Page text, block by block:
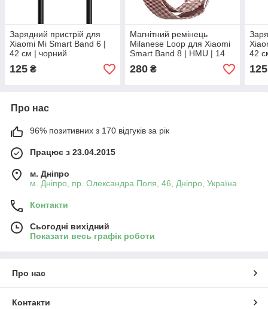
Зарядний пристрій для
Xiaomi Mi Smart Band 6 |
42 см | чорний
125 ₴
Магнітний ремінець
Milanese Loop для Xiaomi
Smart Band 8 | HMU | 14
мм | рожевий
280₴
42
125
Про нас
96% позитивних з 170 відгуків за рік
Працює з 23.04.2015
м. Дніпро
м. Дніпро, пр. Олександра Поля, 46, Дніпро, Україна
Контакти
Сьогодні вихідний
Показати весь графік роботи
Про нас
Контакти